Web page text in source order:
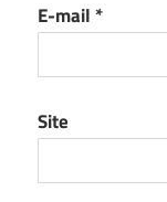
E-mail *
Site